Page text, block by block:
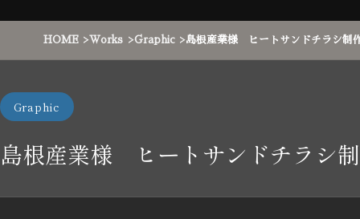
HOME Works Graphic 島根産業様 ヒートサンドチラシ制
Graphic
島根産業様 ヒートサンドチラシ